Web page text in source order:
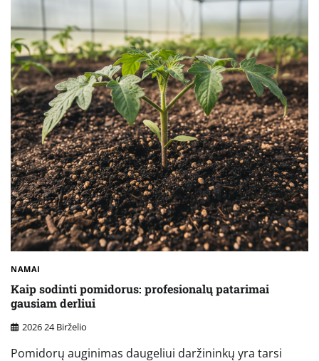
NAMAI
Kaip sodinti pomidorus: profesionalų patarimai
gausiam derliui
2026 24 Birželio
Pomidorų auginimas daugeliui daržininkų yra tarsi